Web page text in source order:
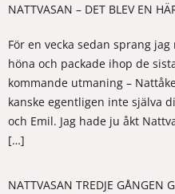
NATTVASAN – DET BLEV EN
För en vecka sedan sprang
höna och packade ihop de
kommande utmaning –
kanske egentligen inte själva
och Emil. Jag hade ju åkt
[…]
NATTVASAN TREDJE GÅNGEN